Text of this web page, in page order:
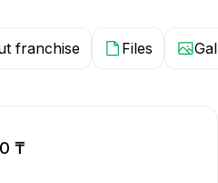
franchise Files
₸